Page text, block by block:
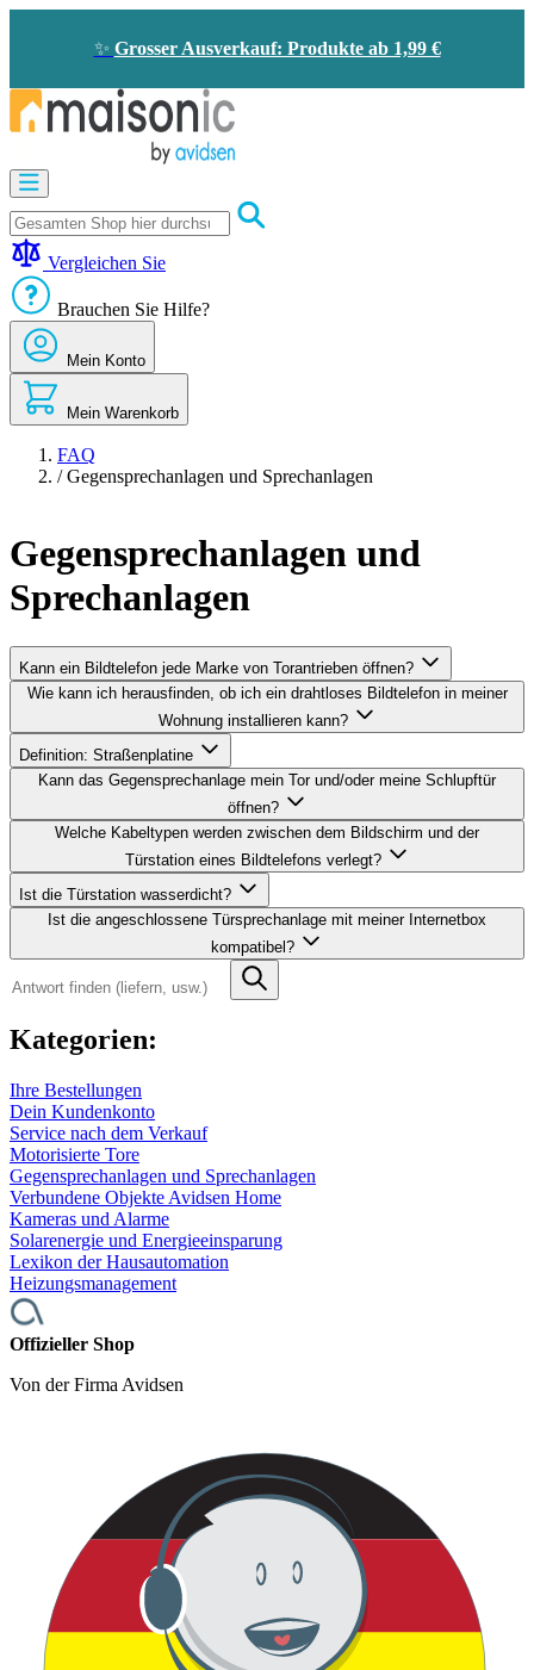
✨ Grosser Ausverkauf: Produkte ab 1,99 €
Bildtelefon
und
Türklingel
-
Energieeinsparung
Sicherheit
Komfort
im
Haus
Angebote
Vergleichen Sie
Brauchen Sie Hilfe?
Mein Konto
Mein Warenkorb
FAQ
/ Gegensprechanlagen und Sprechanlagen
Gegensprechanlagen und
Sprechanlagen
Kann ein Bildtelefon jede Marke von Torantrieben öffnen?
Wie kann ich herausfinden, ob ich ein drahtloses Bildtelefon in meiner
Wohnung installieren kann?
Definition: Straßenplatine
Kann das Gegensprechanlage mein Tor und/oder meine Schlupftür
öffnen?
Welche Kabeltypen werden zwischen dem Bildschirm und der
Türstation eines Bildtelefons verlegt?
Ist die Türstation wasserdicht?
Ist die angeschlossene Türsprechanlage mit meiner Internetbox
kompatibel?
finden
usw.)
Kategorien:
Ihre Bestellungen
Dein Kundenkonto
Service nach dem Verkauf
Motorisierte Tore
Gegensprechanlagen und Sprechanlagen
Verbundene Objekte Avidsen Home
Kameras und Alarme
Solarenergie und Energieeinsparung
Lexikon der Hausautomation
Heizungsmanagement
Offizieller Shop
Von der Firma Avidsen